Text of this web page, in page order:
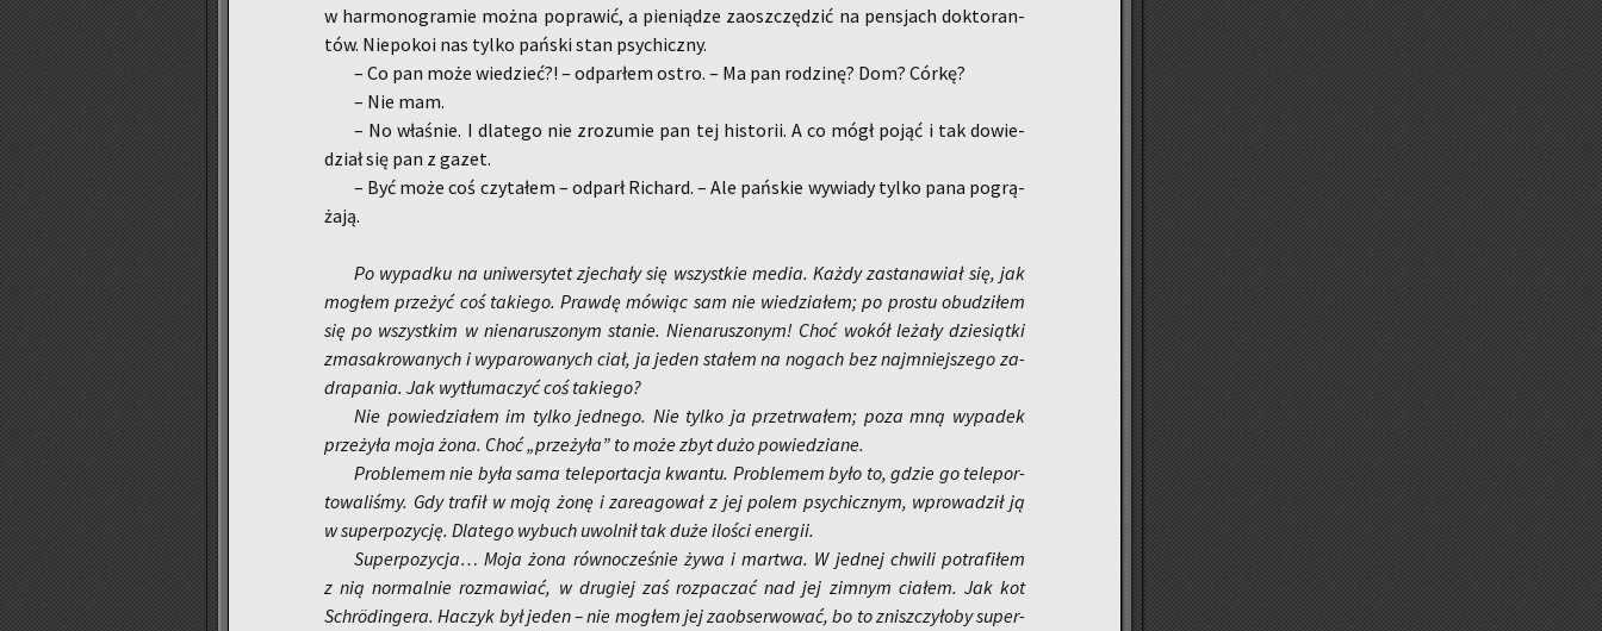
w har­mo­no­gra­mie można po­pra­wić, a pie­nią­dze za­osz­czę­dzić na pen­sjach dok­to­ran­
tów. Nie­po­koi nas tylko pań­ski stan psy­chicz­ny.
– Co pan może wie­dzieć?! – od­par­łem ostro. – Ma pan ro­dzi­nę? Dom? Córkę?
– Nie mam.
– No wła­śnie. I dla­te­go nie zro­zu­mie pan tej hi­sto­rii. A co mógł pojąć i tak do­wie­
dział się pan z gazet.
– Być może coś czy­ta­łem – od­parł Ri­chard. – Ale pań­skie wy­wia­dy tylko pana po­grą­
ża­ją.
Po wy­pad­ku na uni­wer­sy­tet zje­cha­ły się wszyst­kie media. Każdy za­sta­na­wiał się, jak
mo­głem prze­żyć coś ta­kie­go. Praw­dę mó­wiąc sam nie wie­dzia­łem; po pro­stu obu­dzi­łem
się po wszyst­kim w nie­na­ru­szo­nym sta­nie. Nie­na­ru­szo­nym! Choć wokół le­ża­ły dzie­siąt­ki
zma­sa­kro­wa­nych i wy­pa­ro­wa­nych ciał, ja jeden sta­łem na no­gach bez naj­mniej­sze­go za­
dra­pa­nia. Jak wy­tłu­ma­czyć coś ta­kie­go?
Nie po­wie­dzia­łem im tylko jed­ne­go. Nie tylko ja prze­trwa­łem; poza mną wy­pa­dek
prze­ży­ła moja żona. Choć „prze­ży­ła” to może zbyt dużo po­wie­dzia­ne.
Pro­ble­mem nie była sama te­le­por­ta­cja kwan­tu. Pro­ble­mem było to,gdzie go te­le­por­
to­wa­li­śmy. Gdy tra­fił w moją żonę i za­re­ago­wał z jej polem psy­chicz­nym, wpro­wa­dził ją
w su­per­po­zy­cję. Dla­te­go wy­buch uwol­nił tak duże ilo­ści ener­gii.
Su­per­po­zy­cja… Moja żona rów­no­cze­śnie żywa i mar­twa. W jed­nej chwi­li po­tra­fi­łem
z nią nor­mal­nie roz­ma­wiać, w dru­giej zaś roz­pa­czać nad jej zim­nym cia­łem. Jak kot
Schrödin­ge­ra. Ha­czyk był jeden – nie mo­głem jej za­ob­ser­wo­wać, bo to znisz­czy­ło­by su­per­